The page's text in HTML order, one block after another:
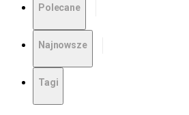
Polecane
Najnowsze
Tagi